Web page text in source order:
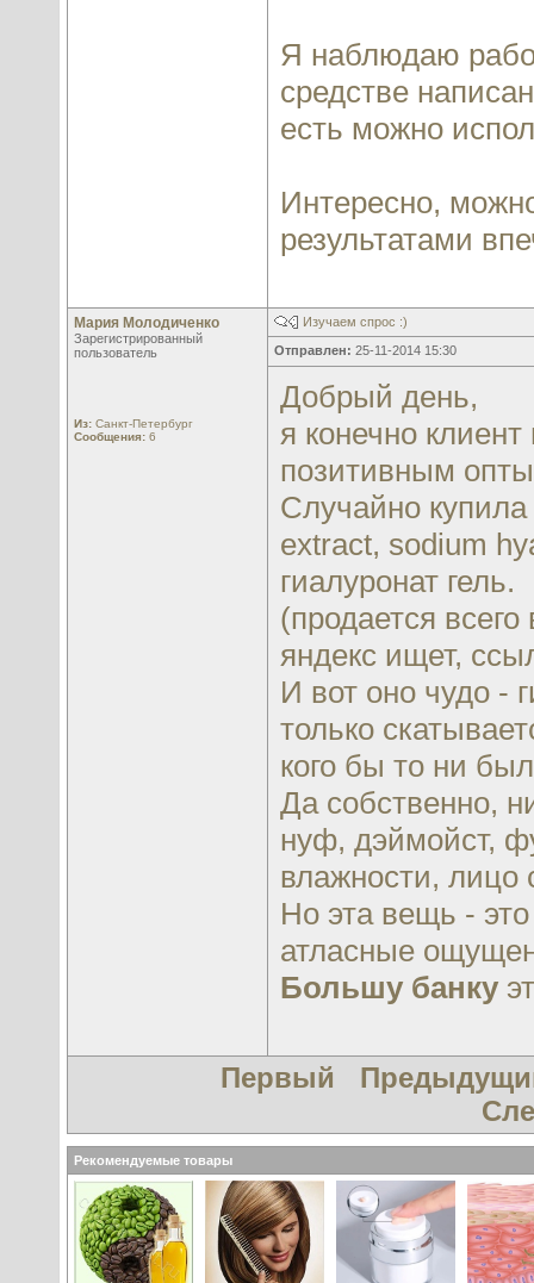
Я наблюдаю
средстве
есть можно
Интересно,
результатами
Мария Молодиченко
Зарегистрированный
пользователь
Из: Санкт-Петербург
Сообщения: 6
Изучаем спрос :)
Отправлен: 25-11-2014 15:30
Добрый день,
я конечно
позитивным
Случайно купила
extract, sodium
гиалуронат гель.
(продается
яндекс ищет,
И вот оно чудо -
только
кого бы то ни
Да собственно,
нуф, дэймойст,
влажности, лицо
Но эта вещь -
атласные
Большу банку
Первый
Рекомендуемые товары